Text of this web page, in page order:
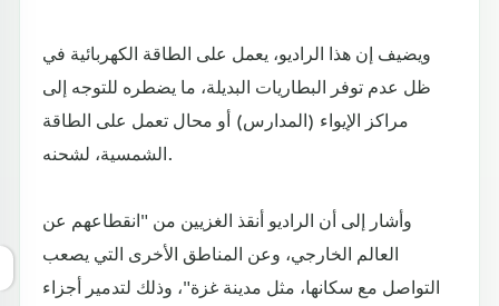
ويضيف إن هذا الراديو، يعمل على الطاقة الكهربائية في
ظل عدم توفر البطاريات البديلة، ما يضطره للتوجه إلى
مراكز الإيواء (المدارس) أو محال تعمل على الطاقة
الشمسية، لشحنه.
وأشار إلى أن الراديو أنقذ الغزيين من "انقطاعهم عن
العالم الخارجي، وعن المناطق الأخرى التي يصعب
التواصل مع سكانها، مثل مدينة غزة"، وذلك لتدمير أجزاء